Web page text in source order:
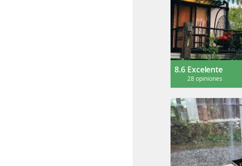
8.6 Excelente
28 opiniones